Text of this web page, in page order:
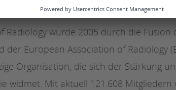
Radiology – ein Überblick
Radiology wurde 2005 durch die Fusion
der European Association of Radiology
Organisation, die sich der Stärkung
widmet. Mit aktuell 121.608